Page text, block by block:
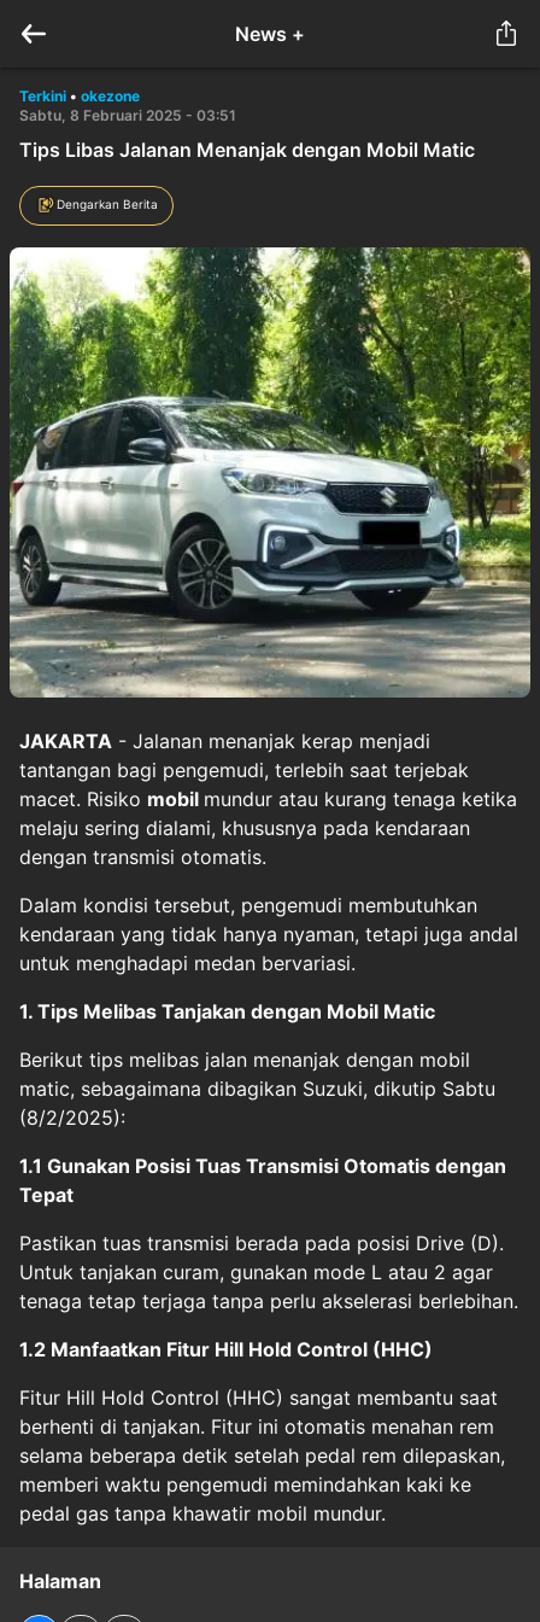
News +
Terkini • okezone
Sabtu, 8 Februari 2025 - 03:51
Tips Libas Jalanan Menanjak dengan Mobil Matic
Dengarkan Berita
JAKARTA - Jalanan menanjak kerap menjadi
tantangan bagi pengemudi, terlebih saat terjebak
macet. Risiko mobil mundur atau kurang tenaga ketika
melaju sering dialami, khususnya pada kendaraan
dengan transmisi otomatis.
Dalam kondisi tersebut, pengemudi membutuhkan
kendaraan yang tidak hanya nyaman, tetapi juga andal
untuk menghadapi medan bervariasi.
1. Tips Melibas Tanjakan dengan Mobil Matic
Berikut tips melibas jalan menanjak dengan mobil
matic, sebagaimana dibagikan Suzuki, dikutip Sabtu
(8/2/2025):
1.1 Gunakan Posisi Tuas Transmisi Otomatis dengan
Tepat
Pastikan tuas transmisi berada pada posisi Drive (D).
Untuk tanjakan curam, gunakan mode L atau 2 agar
tenaga tetap terjaga tanpa perlu akselerasi berlebihan.
1.2 Manfaatkan Fitur Hill Hold Control (HHC)
Fitur Hill Hold Control (HHC) sangat membantu saat
berhenti di tanjakan. Fitur ini otomatis menahan rem
selama beberapa detik setelah pedal rem dilepaskan,
memberi waktu pengemudi memindahkan kaki ke
pedal gas tanpa khawatir mobil mundur.
Halaman